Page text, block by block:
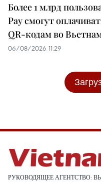
Более 1 млрд
Pay смогут
QR-кодам во
06/08/2026 11:29
РУКОВОДЯЩЕЕ АГЕНТСТВО: